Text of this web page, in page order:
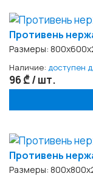
Противень
Размеры:
Наличие: доступен
96 ₾ / шт.
Противень
Размеры: